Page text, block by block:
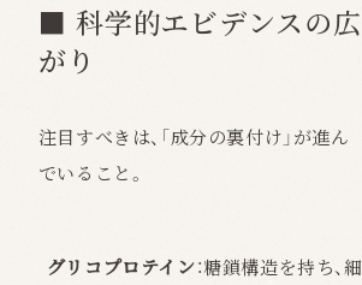
■ 科学的エビデンスの広
がり
注目すべきは、「成分の裏付け」が進ん
でいること。
グリコプロテイン：糖鎖構造を持ち、細